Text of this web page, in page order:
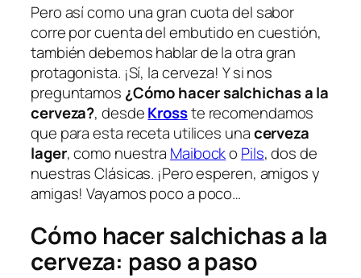
Pero así como una gran cuota del sabor
corre por cuenta del embutido en cuestión,
también debemos hablar de la otra gran
protagonista. ¡Sí, la cerveza! Y si nos
preguntamos ¿Cómo hacer salchichas a la
cerveza?, desdeKrosste recomendamos
que para esta receta utilices unacerveza
lager, como nuestra Maibocko Pils, dos de
nuestras Clásicas. ¡Pero esperen, amigos y
amigas! Vayamos poco a poco…
Cómo hacer salchichas a la
cerveza: paso a paso